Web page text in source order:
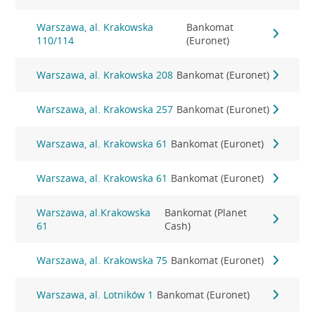
Warszawa, al. Krakowska
110/114
Bankomat
(Euronet)
Warszawa, al. Krakowska 208 Bankomat (Euronet)
Warszawa, al. Krakowska 257 Bankomat (Euronet)
Warszawa, al. Krakowska 61 Bankomat (Euronet)
Warszawa, al. Krakowska 61 Bankomat (Euronet)
Warszawa, al.Krakowska
61
Bankomat (Planet
Cash)
Warszawa, al. Krakowska 75 Bankomat (Euronet)
Warszawa, al. Lotników 1 Bankomat (Euronet)